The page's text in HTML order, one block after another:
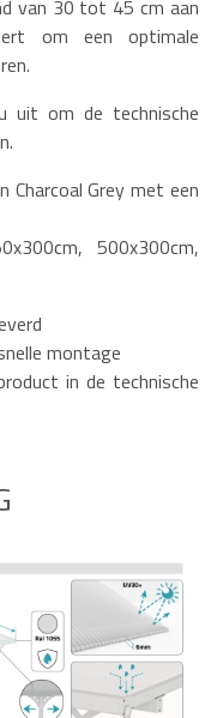
van 30 tot 45 cm aan
om een optimale
uit om de technische
Charcoal Grey met een
500x300cm,
montage
in de technische